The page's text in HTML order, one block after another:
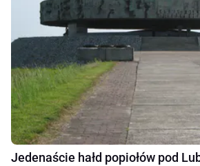
Jedenaście hałd popiołów pod